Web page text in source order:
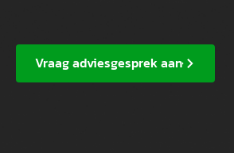
Vraag adviesgesprek aan